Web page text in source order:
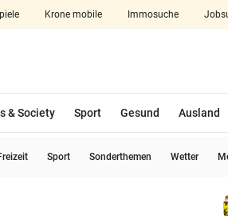
Krone mobile Immosuche
aufklappen
& Society Sport Gesund Ausland
Sport Sonderthemen Wetter